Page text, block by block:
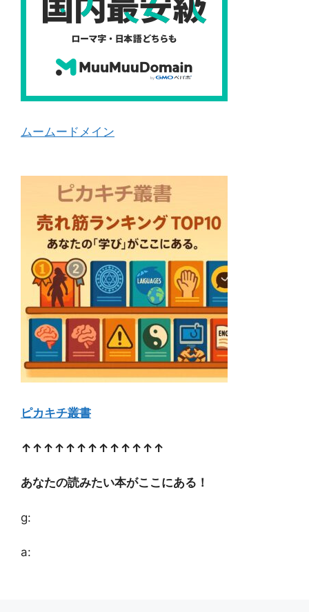
ムームードメイン
ピカキチ叢書
↑↑↑↑↑↑↑↑↑↑↑↑↑
あなたの読みたい本がここにある！
g:
a: